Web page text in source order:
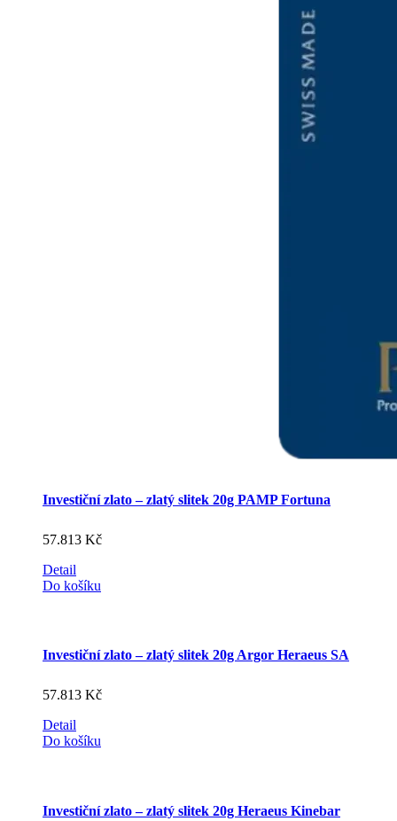
Investiční zlato – zlatý slitek 20g PAMP Fortuna
57.813 Kč
Detail
Do košíku
Investiční zlato – zlatý slitek 20g Argor Heraeus SA
57.813 Kč
Detail
Do košíku
Investiční zlato – zlatý slitek 20g Heraeus Kinebar